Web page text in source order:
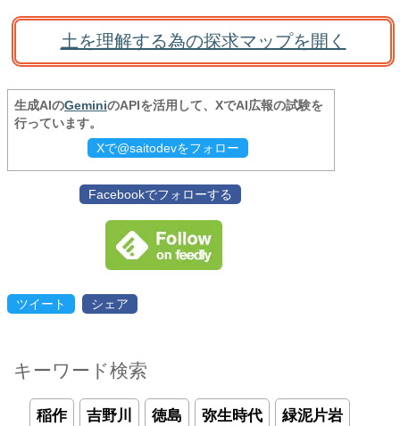
土を理解する為の探求マップを開く
生成AIのGeminiのAPIを活用して、XでAI広報の試験を
行っています。
Xで@saitodevをフォロー
Facebookでフォローする
ツイート シェア
キーワード検索
稲作 吉野川 徳島 弥生時代 緑泥片岩